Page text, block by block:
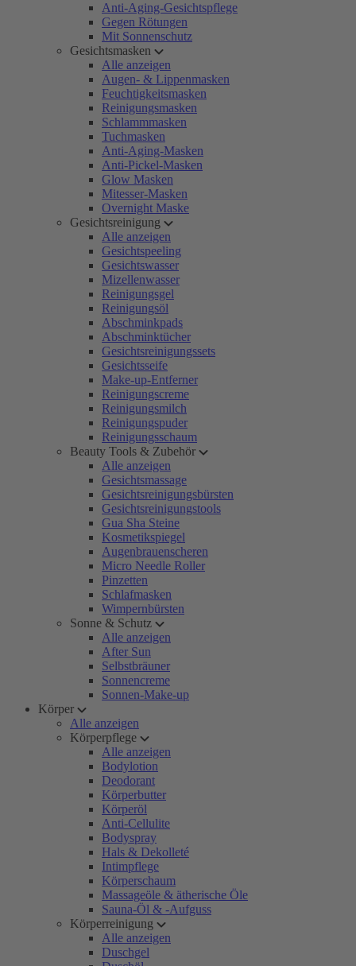
Anti-Aging-Gesichtspflege
Gegen Rötungen
Mit Sonnenschutz
Gesichtsmasken
Alle anzeigen
Augen- & Lippenmasken
Feuchtigkeitsmasken
Reinigungsmasken
Schlammmasken
Tuchmasken
Anti-Aging-Masken
Anti-Pickel-Masken
Glow Masken
Mitesser-Masken
Overnight Maske
Gesichtsreinigung
Alle anzeigen
Gesichtspeeling
Gesichtswasser
Mizellenwasser
Reinigungsgel
Reinigungsöl
Abschminkpads
Abschminktücher
Gesichtsreinigungssets
Gesichtsseife
Make-up-Entferner
Reinigungscreme
Reinigungsmilch
Reinigungspuder
Reinigungsschaum
Beauty Tools & Zubehör
Alle anzeigen
Gesichtsmassage
Gesichtsreinigungsbürsten
Gesichtsreinigungstools
Gua Sha Steine
Kosmetikspiegel
Augenbrauenscheren
Micro Needle Roller
Pinzetten
Schlafmasken
Wimpernbürsten
Sonne & Schutz
Alle anzeigen
After Sun
Selbstbräuner
Sonnencreme
Sonnen-Make-up
Körper
Alle anzeigen
Körperpflege
Alle anzeigen
Bodylotion
Deodorant
Körperbutter
Körperöl
Anti-Cellulite
Bodyspray
Hals & Dekolleté
Intimpflege
Körperschaum
Massageöle & ätherische Öle
Sauna-Öl & -Aufguss
Körperreinigung
Alle anzeigen
Duschgel